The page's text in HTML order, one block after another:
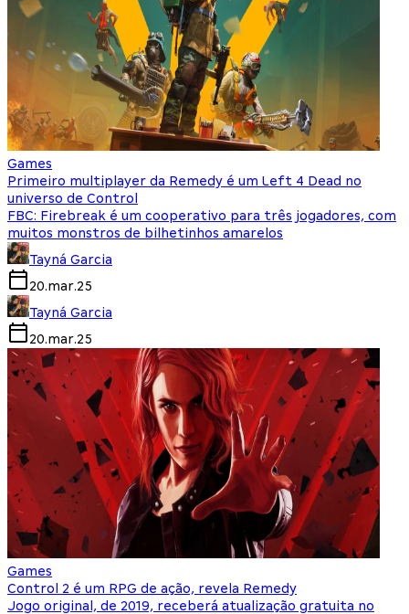
Games
Primeiro multiplayer da Remedy é um Left 4 Dead no
universo de Control
FBC: Firebreak é um cooperativo para três jogadores, com
muitos monstros de bilhetinhos amarelos
Tayná Garcia
20.mar.25
Tayná Garcia
20.mar.25
Games
Control 2 é um RPG de ação, revela Remedy
Jogo original, de 2019, receberá atualização gratuita no